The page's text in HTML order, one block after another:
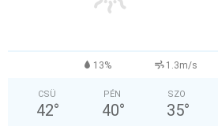
13% 1.3m/s
CSÜ
42°
PÉN
40°
SZO
35°